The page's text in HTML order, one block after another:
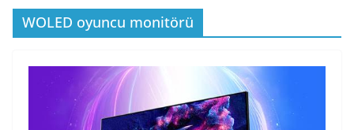
WOLED oyuncu monitörü